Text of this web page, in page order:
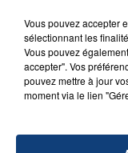
INCENDIE
SON BÉBÉ
Un homme
aspergé sa
d'un liquide
Vous pouvez accepter
sélectionnant les
Vous pouvez
accepter". Vos
pouvez mettre à jour
moment via le lien